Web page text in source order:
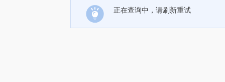
正在查询中，请刷新重试